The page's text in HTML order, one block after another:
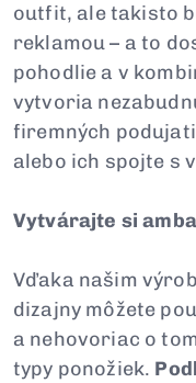
outfit, ale takisto
reklamou – a to
pohodlie a v
vytvoria
firemných
alebo ich spojte s
Vytvárajte si
Vďaka našim
dizajny môžete
a nehovoriac o
typy ponožiek.